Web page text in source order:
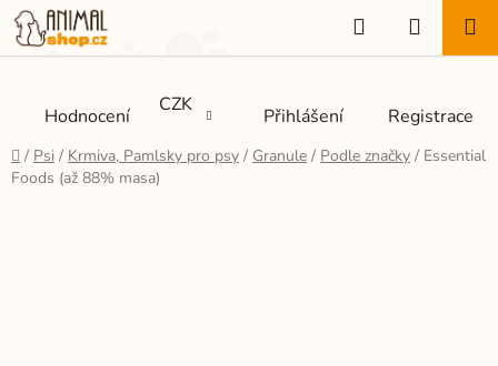
Přejít
na
obsah
Hodnocení CZK Přihlášení Registrace
Hledat
KOŠÍK
Domů
/ Psi / Krmiva, Pamlsky pro psy / Granule / Podle značky / Essential
Foods (až 88% masa)